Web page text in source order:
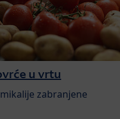
u vrtu
zabranjene